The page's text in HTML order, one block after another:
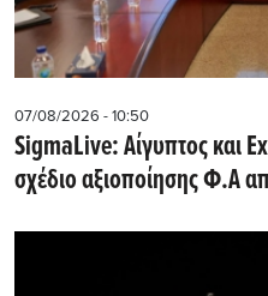
07/08/2026 - 10:50
SigmaLive: Αίγυπτος και
σχέδιο αξιοποίησης Φ.Α